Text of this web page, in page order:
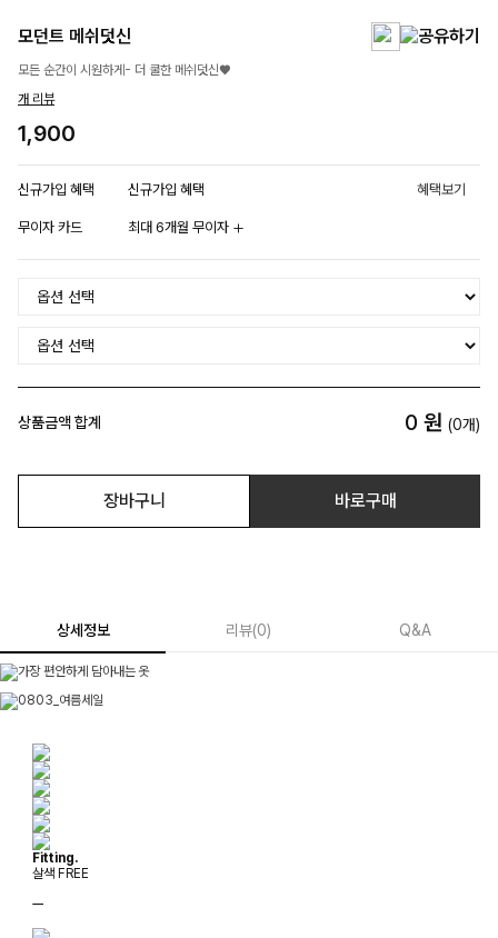
모던트 메쉬덧신
모든 순간이 시원하게- 더 쿨한 메쉬덧신♥
개 리뷰
1,900
신규가입 혜택 신규가입 혜택 혜택보기
무이자 카드 최대 6개월 무이자
상품금액 합계 0 원 (0개)
장바구니 바로구매
상세정보 리뷰(0) Q&A
Fitting.
살색 FREE
ㅡ